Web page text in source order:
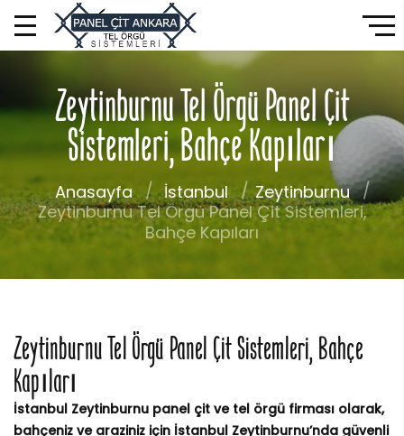
Zeytinburnu Tel Örgü Panel Çit
Sistemleri, Bahçe Kapıları
Anasayfa İstanbul
Zeytinburnu
Zeytinburnu Tel Örgü Panel Çit Sistemleri,
Bahçe Kapıları
Zeytinburnu Tel Örgü Panel Çit Sistemleri, Bahçe
Kapıları
İstanbul Zeytinburnu panel çit ve tel örgü firması olarak,
bahçeniz ve araziniz için İstanbul Zeytinburnu’nda güvenli